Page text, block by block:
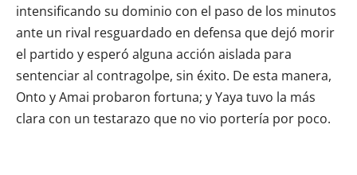
intensificando su dominio con el paso de los minutos
ante un rival resguardado en defensa que dejó morir
el partido y esperó alguna acción aislada para
sentenciar al contragolpe, sin éxito. De esta manera,
Onto y Amai probaron fortuna; y Yaya tuvo la más
clara con un testarazo que no vio portería por poco.